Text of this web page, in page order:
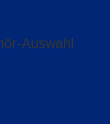
Auswahl